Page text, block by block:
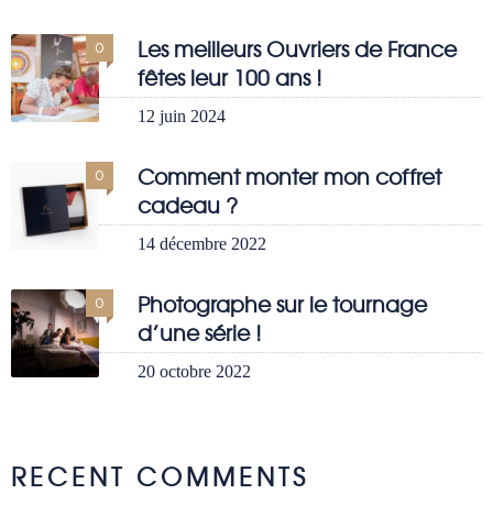
0
Les meilleurs Ouvriers de France
fêtes leur 100 ans !
12 juin 2024
0
Comment monter mon coffret
cadeau ?
14 décembre 2022
0
Photographe sur le tournage
d’une série !
20 octobre 2022
RECENT COMMENTS